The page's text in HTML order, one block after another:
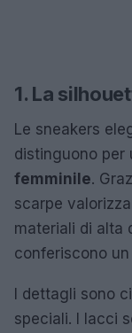
1. La
Le sneakers
distinguono per
femminile.
scarpe
materiali di alta
conferiscono
I dettagli sono
speciali. I lacci